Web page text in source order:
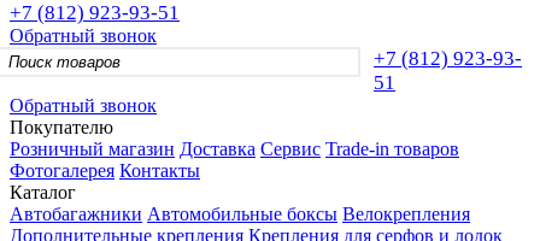
+7 (812) 923-93-51
Обратный звонок
+7 (812) 923-93-
51
Обратный звонок
Покупателю
Розничный магазин Доставка Сервис Trade-in товаров
Фотогалерея Контакты
Каталог
Автобагажники Автомобильные боксы Велокрепления
Дополнительные крепления Крепления для серфов и лодок